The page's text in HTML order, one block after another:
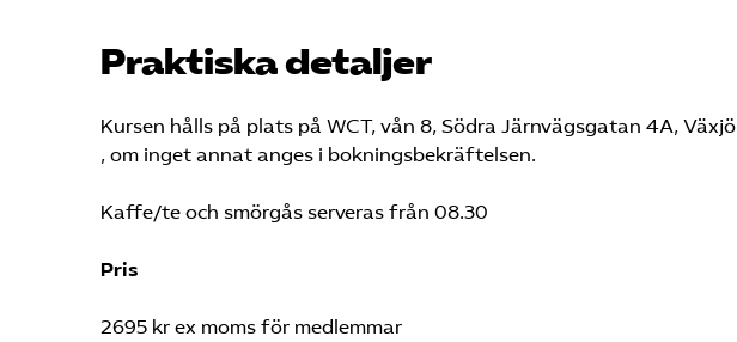
Praktiska detaljer
Kursen hålls på plats på WCT, vån 8, Södra Järnvägsgatan 4A, Växjö
, om inget annat anges i bokningsbekräftelsen.
Kaffe/te och smörgås serveras från 08.30
Pris
2695 kr ex moms för medlemmar